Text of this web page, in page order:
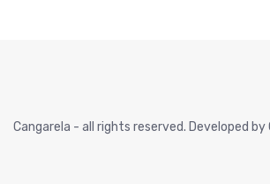
Cangarela - all rights reserved. Developed by